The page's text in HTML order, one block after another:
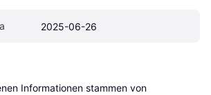
2025-06-26
Informationen stammen von